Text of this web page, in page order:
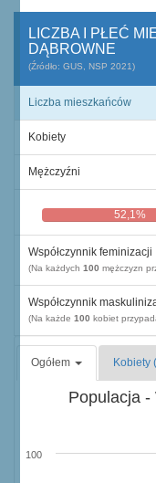
LICZBA I PŁEĆ
DĄBROWNE
(Źródło: GUS, NSP 2021)
Liczba mieszkańców
Kobiety
Mężczyźni
52,1%
Współczynnik feminizacji
(Na każdych 100 mężczyzn
Współczynnik
(Na każde 100 kobiet
Ogółem Kobiety
Populacja -
100